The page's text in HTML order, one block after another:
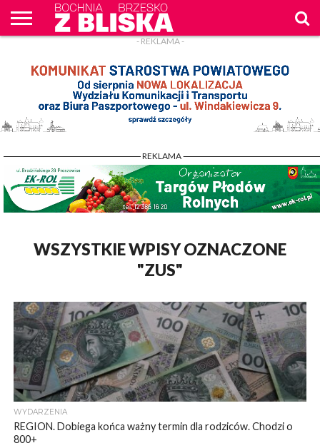
WPROST
REKLAM
- REKLAMA -
- REKLAMA -
WSZYSTKIE WPISY OZNACZONE
"ZUS"
WYDARZENIA
REGION. Dobiega końca ważny termin dla rodziców. Chodzi o
800+